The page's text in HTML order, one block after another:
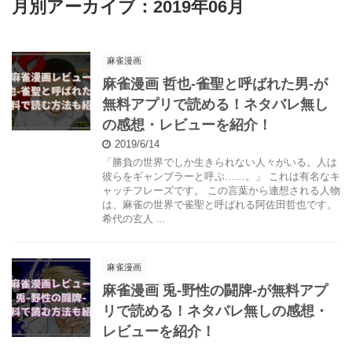
月別アーカイブ：2019年06月
麻雀漫画
麻雀漫画 哲也-雀聖と呼ばれた男-が
無料アプリで読める！ネタバレ無し
の感想・レビューを紹介！
2019/6/14
「勝負の世界でしか生きられない人々がいる。人は
彼らをギャンブラーと呼ぶ……。」 これは有名なキ
ャッチフレーズです。 この言葉から連想される人物
は、麻雀の世界で雀聖と呼ばれる阿佐田哲也です。
希代の玄人 ...
麻雀漫画
麻雀漫画 兎-野性の闘牌-が無料アプ
リで読める！ネタバレ無しの感想・
レビューを紹介！